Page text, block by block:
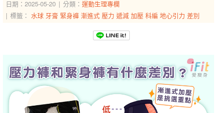
日期：2025-05-20 分類： 運動生理專欄
標籤： 水球 牙膏 緊身褲 漸進式 壓力 遞減 加壓 科編 地心引力 差別